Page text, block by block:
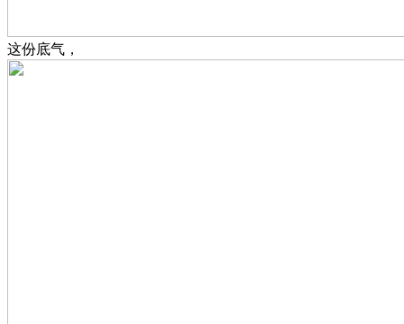
这份底气，